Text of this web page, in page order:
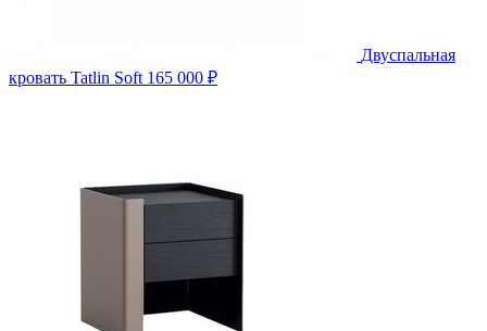
Двуспальная
кровать Tatlin Soft 165 000 ₽